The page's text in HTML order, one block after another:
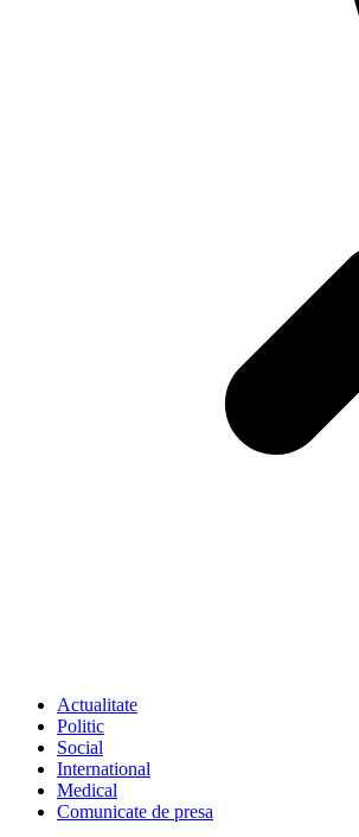
Actualitate
Politic
Social
International
Medical
Comunicate de presa